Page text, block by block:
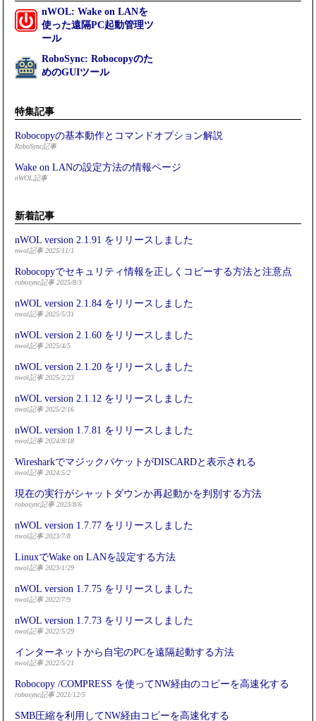
nWOL: Wake on LANを
使った遠隔PC起動管理ツ
ール
RoboSync: Robocopyのた
めのGUIツール
特集記事
Robocopyの基本動作とコマンドオプション解説
RoboSync記事
Wake on LANの設定方法の情報ページ
nWOL記事
新着記事
nWOL version 2.1.91 をリリースしました
nwol記事 2025/11/1
Robocopyでセキュリティ情報を正しくコピーする方法と注意点
robosync記事 2025/8/3
nWOL version 2.1.84 をリリースしました
nwol記事 2025/5/31
nWOL version 2.1.60 をリリースしました
nwol記事 2025/4/5
nWOL version 2.1.20 をリリースしました
nwol記事 2025/2/23
nWOL version 2.1.12 をリリースしました
nwol記事 2025/2/16
nWOL version 1.7.81 をリリースしました
nwol記事 2024/8/18
WiresharkでマジックパケットがDISCARDと表示される
nwol記事 2024/5/2
現在の実行がシャットダウンか再起動かを判別する方法
robosync記事 2023/8/6
nWOL version 1.7.77 をリリースしました
nwol記事 2023/7/8
LinuxでWake on LANを設定する方法
nwol記事 2023/1/29
nWOL version 1.7.75 をリリースしました
nwol記事 2022/7/9
nWOL version 1.7.73 をリリースしました
nwol記事 2022/5/29
インターネットから自宅のPCを遠隔起動する方法
nwol記事 2022/5/21
Robocopy /COMPRESS を使ってNW経由のコピーを高速化する
robosync記事 2021/12/5
SMB圧縮を利用してNW経由コピーを高速化する